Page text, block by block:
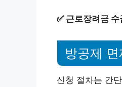
✅ 근로장려금
방공제
신청 절차는 간